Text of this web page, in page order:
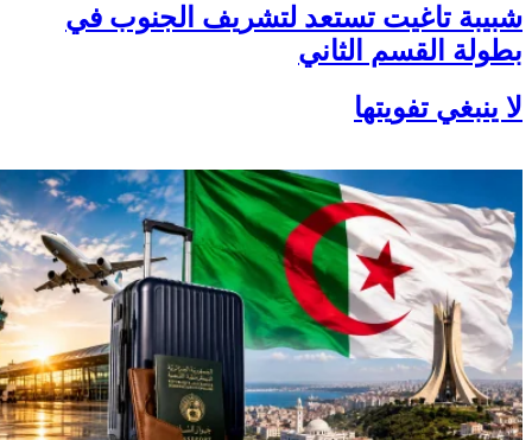
شبيبة تاغيت تستعد لتشريف الجنوب في
بطولة القسم الثاني
لا ينبغي تفويتها